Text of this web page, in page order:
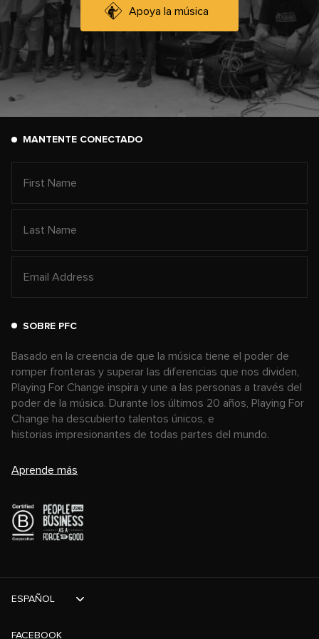
Apoya la música
MANTENTE CONECTADO
SOBRE PFC
Basado en la creencia de que la música tiene el poder de
romper fronteras y superar las diferencias que nos dividen,
Playing For Change inspira y une a las personas a través del
poder de la música. Durante los últimos 20 años, Playing For
Change ha descubierto talentos únicos, e
historias impresionantes de todas partes del mundo.
Aprende más
FACEBOOK
ESPAÑOL